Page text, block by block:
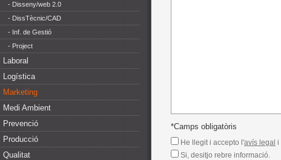
- Disseny/web 2.0
- DissTècnic/CAD
- Inf. de Gestió
- Project
Laboral
Logística
Marketing
Medi Ambient
Prevenció
Producció
Qualitat
*Camps obligatòris
He llegit i accepto l'avís legal i
Si, desitjo rebre informació.